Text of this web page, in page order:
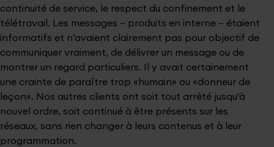
continuité de service, le respect du confinement et le
télétravail. Les messages – produits en interne – étaient
informatifs et n’avaient clairement pas pour objectif de
communiquer vraiment, de délivrer un message ou de
montrer un regard particuliers. Il y avait certainement
une crainte de paraître trop «humain» ou «donneur de
leçon». Nos autres clients ont soit tout arrêté jusqu’à
nouvel ordre, soit continué à être présents sur les
réseaux, sans rien changer à leurs contenus et à leur
programmation.